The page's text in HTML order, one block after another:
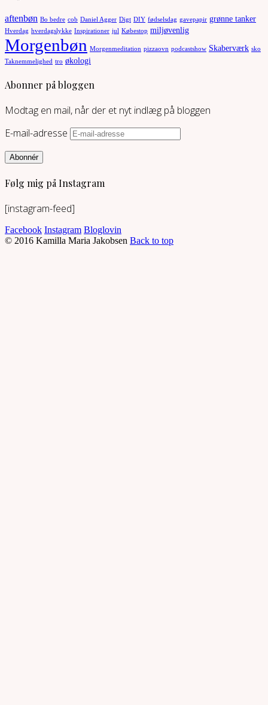
aftenbøn Bo bedre cob Daniel Agger Digt DIY fødselsdag gavepapir grønne tanker
Hverdag hverdagslykke Inspirationer jul Købestop miljøvenlig
Morgenbøn Morgenmeditation pizzaovn podcastshow Skaberværk sko
Taknemmelighed tro økologi
Abonner på bloggen
Modtag en mail, når der et nyt indlæg på bloggen
E-mail-adresse
Abonnér
Følg mig på Instagram
[instagram-feed]
Facebook Instagram Bloglovin
© 2016 Kamilla Maria Jakobsen Back to top